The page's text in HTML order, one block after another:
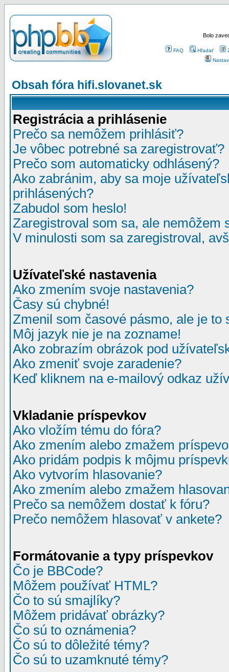
Bolo
FAQ Hľadať
Obsah fóra hifi.slovanet.sk
Registrácia a prihlásenie
Prečo sa nemôžem prihlásiť?
Je vôbec potrebné sa zaregistrovať?
Prečo som automaticky odhlásený?
Ako zabránim, aby sa moje
prihlásených?
Zabudol som heslo!
Zaregistroval som sa, ale nemôžem
V minulosti som sa zaregistroval,
Užívateľské nastavenia
Ako zmením svoje nastavenia?
Časy sú chybné!
Zmenil som časové pásmo, ale je to
Môj jazyk nie je na zozname!
Ako zobrazím obrázok pod
Ako zmeniť svoje zaradenie?
Keď kliknem na e-mailový odkaz
Vkladanie príspevkov
Ako vložím tému do fóra?
Ako zmením alebo zmažem
Ako pridám podpis k môjmu
Ako vytvorím hlasovanie?
Ako zmením alebo zmažem
Prečo sa nemôžem dostať k fóru?
Prečo nemôžem hlasovať v ankete?
Formátovanie a typy príspevkov
Čo je BBCode?
Môžem používať HTML?
Čo to sú smajlíky?
Môžem pridávať obrázky?
Čo sú to oznámenia?
Čo sú to dôležité témy?
Čo sú to uzamknuté témy?